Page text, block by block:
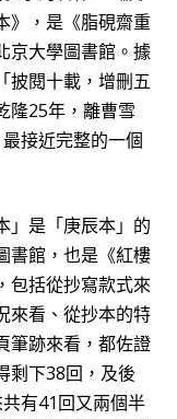
》，是《脂硯齋重
京大學圖書館。據
披閱十載，增刪五
隆25年，離曹雪
接近完整的一個
」是「庚辰本」的
書館，也是《紅樓
包括從抄寫款式來
來看、從抄本的特
筆跡來看，都佐證
剩下38回， 及後
有41回又兩個半